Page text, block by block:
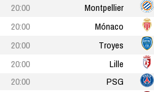
20:00
Montpellier
20:00
Mónaco
20:00
Troyes
20:00
Lille
20:00
PSG